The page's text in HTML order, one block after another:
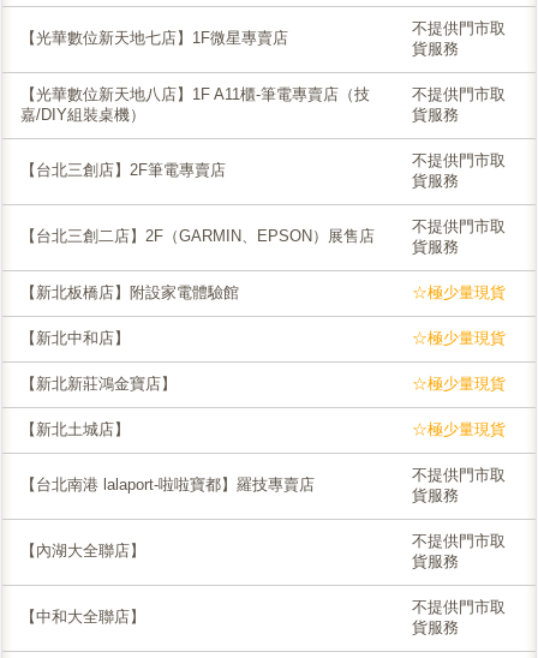
【光華數位新天地七店】1F微星專賣店
不提供門市取
貨服務
【光華數位新天地八店】1F A11櫃-筆電專賣店（技
嘉/DIY組裝桌機）
不提供門市取
貨服務
【台北三創店】2F筆電專賣店
不提供門市取
貨服務
【台北三創二店】2F（GARMIN、EPSON）展售店
不提供門市取
貨服務
【新北板橋店】附設家電體驗館 ☆極少量現貨
【新北中和店】 ☆極少量現貨
【新北新莊鴻金寶店】 ☆極少量現貨
【新北土城店】 ☆極少量現貨
【台北南港 lalaport-啦啦寶都】羅技專賣店
不提供門市取
貨服務
【內湖大全聯店】
不提供門市取
貨服務
【中和大全聯店】
不提供門市取
貨服務